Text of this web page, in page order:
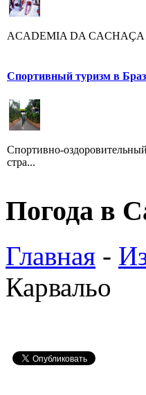
ACADEMIA DA CACHAÇA
Спортивный туризм в
Спортивно-
стра...
Погода в
Главная -
Карвальо